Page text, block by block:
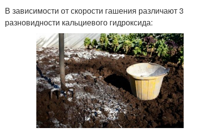
В зависимости от скорости гашения различают 3
разновидности кальциевого гидроксида: